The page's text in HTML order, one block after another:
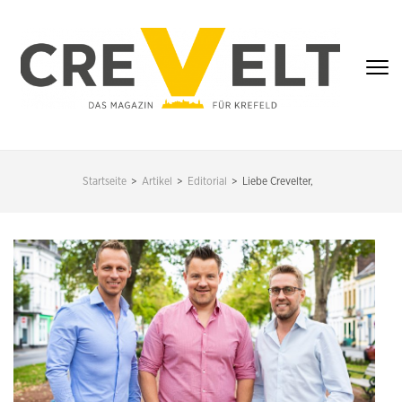
springen
(Enter
KREFELD
Startseite > Artikel > Editorial > Liebe Crevelter,